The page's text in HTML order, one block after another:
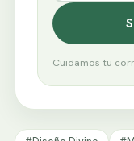
Cuidamos tu